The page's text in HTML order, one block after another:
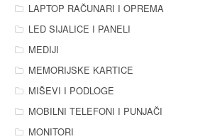
LAPTOP RAČUNARI I OPREMA
LED SIJALICE I PANELI
MEDIJI
MEMORIJSKE KARTICE
MIŠEVI I PODLOGE
MOBILNI TELEFONI I PUNJAČI
MONITORI